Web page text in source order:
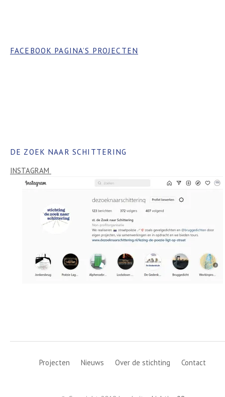
FACEBOOK PAGINA’S PROJECTEN
DE ZOEK NAAR SCHITTERING
INSTAGRAM
Projecten Nieuws Over de stichting Contact